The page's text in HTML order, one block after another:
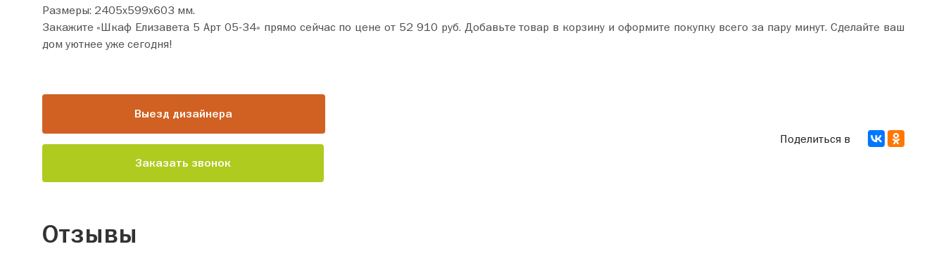
Размеры: 2405х599х603 мм.
Закажите «Шкаф Елизавета 5 Арт 05-34» прямо сейчас по цене от 52 910 руб. Добавьте товар в корзину и оформите покупку всего за пару минут. Сделайте ваш
дом уютнее уже сегодня!
Выезд дизайнера
Заказать звонок
Поделиться в
Отзывы